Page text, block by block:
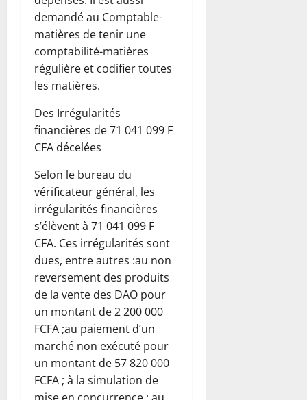
demandé au Comptable-
matières de tenir une
comptabilité-matières
régulière et codifier toutes
les matières.
Des Irrégularités
financières de 71 041 099 F
CFA décelées
Selon le bureau du
vérificateur général, les
irrégularités financières
s’élèvent à 71 041 099 F
CFA. Ces irrégularités sont
dues, entre autres :au non
reversement des produits
de la vente des DAO pour
un montant de 2 200 000
FCFA ;au paiement d’un
marché non exécuté pour
un montant de 57 820 000
FCFA ; à la simulation de